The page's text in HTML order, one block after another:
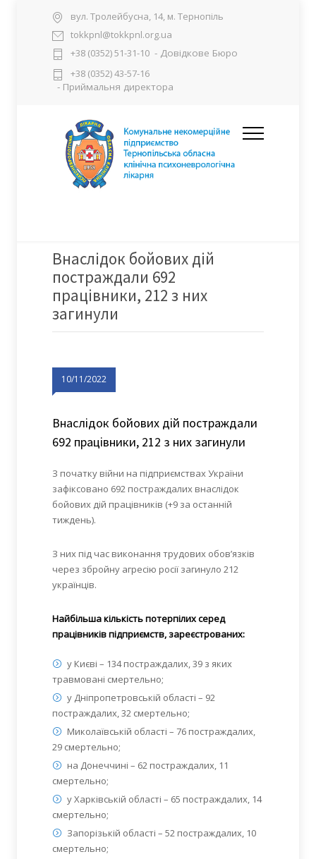
вул. Тролейбусна, 14, м. Тернопіль
tokkpnl@tokkpnl.org.ua
+38 (0352) 51-31-10 - Довідкове Бюро
+38 (0352) 43-57-16
- Приймальня директора
Внаслідок бойових дій
постраждали 692
працівники, 212 з них
загинули
10/11/2022
Внаслідок бойових дій постраждали
692 працівники, 212 з них загинули
З початку війни на підприємствах України
зафіксовано 692 постраждалих внаслідок
бойових дій працівників (+9 за останній
тиждень).
З них під час виконання трудових обов’язків
через збройну агресію росії загинуло 212
українців.
Найбільша кількість потерпілих серед
працівників підприємств, зареєстрованих:
у Києві – 134 постраждалих, 39 з яких
травмовані смертельно;
у Дніпропетровській області – 92
постраждалих, 32 смертельно;
Миколаївській області – 76 постраждалих,
29 смертельно;
на Донеччині – 62 постраждалих, 11
смертельно;
у Харківській області – 65 постраждалих, 14
смертельно;
Запорізькій області – 52 постраждалих, 10
смертельно;